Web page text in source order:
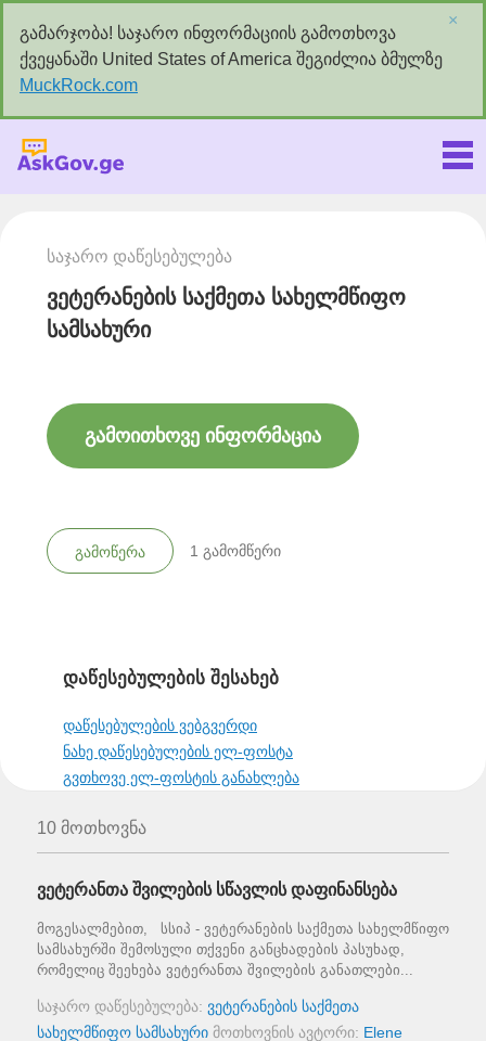
გამარჯობა! საჯარო ინფორმაციის გამოთხოვა
ქვეყანაში United States of America შეგიძლია ბმულზე
MuckRock.com
×
საჯარო დაწესებულება
ვეტერანების საქმეთა სახელმწიფო
სამსახური
გამოითხოვე ინფორმაცია
გამოწერა 1 გამომწერი
დაწესებულების შესახებ
დაწესებულების ვებგვერდი
ნახე დაწესებულების ელ-ფოსტა
გვთხოვე ელ-ფოსტის განახლება
10 მოთხოვნა
ვეტერანთა შვილების სწავლის დაფინანსება
მოგესალმებით, სსიპ - ვეტერანების საქმეთა სახელმწიფო
სამსახურში შემოსული თქვენი განცხადების პასუხად,
რომელიც შეეხება ვეტერანთა შვილების განათლები...
საჯარო დაწესებულება: ვეტერანების საქმეთა
სახელმწიფო სამსახური მოთხოვნის ავტორი: Elene